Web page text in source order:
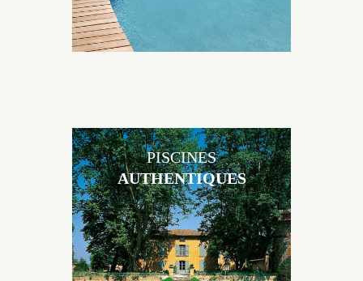
Les piscines en béton authentiques Jacques Brens se
démarquent par la noblesse des matériaux
utilisés pour garder un aspect ancien, retrouver une
PISCINES
AUTHENTIQUES